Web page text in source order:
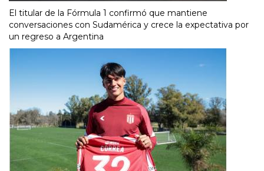
El titular de la Fórmula 1 confirmó que mantiene
conversaciones con Sudamérica y crece la expectativa por
un regreso a Argentina